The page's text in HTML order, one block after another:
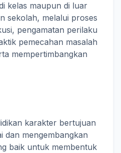
kelas maupun di luar
sekolah, melalui proses
pengamatan perilaku
pemecahan masalah
mempertimbangkan
karakter bertujuan
dan mengembangkan
baik untuk membentuk